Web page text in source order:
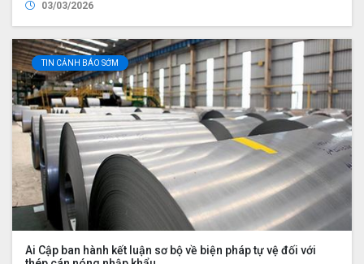
03/03/2026
TIN CẢNH BÁO SỚM
Ai Cập ban hành kết luận sơ bộ về biện pháp tự vệ đối với